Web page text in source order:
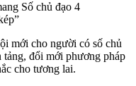
Số chủ đạo 4
mới cho người có số chủ
tảng, đổi mới phương pháp
cho tương lai.